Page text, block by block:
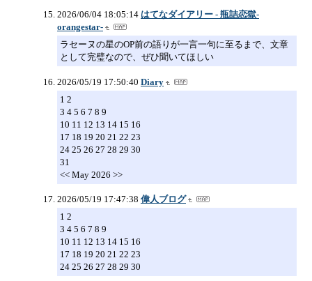
2026/06/04 18:05:14 はてなダイアリー - 瓶詰恋獄-
orangestar-
ラセーヌの星のOP前の語りが一言一句に至るまで、文章
として完璧なので、ぜひ聞いてほしい
2026/05/19 17:50:40 Diary
1 2
3 4 5 6 7 8 9
10 11 12 13 14 15 16
17 18 19 20 21 22 23
24 25 26 27 28 29 30
31
<< May 2026 >>
2026/05/19 17:47:38 偉人ブログ
1 2
3 4 5 6 7 8 9
10 11 12 13 14 15 16
17 18 19 20 21 22 23
24 25 26 27 28 29 30